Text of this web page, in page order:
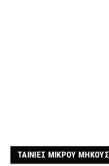
ΤΑΙΝΙΕΣ ΜΙΚΡΟΥ ΜΗΚΟΥΣ